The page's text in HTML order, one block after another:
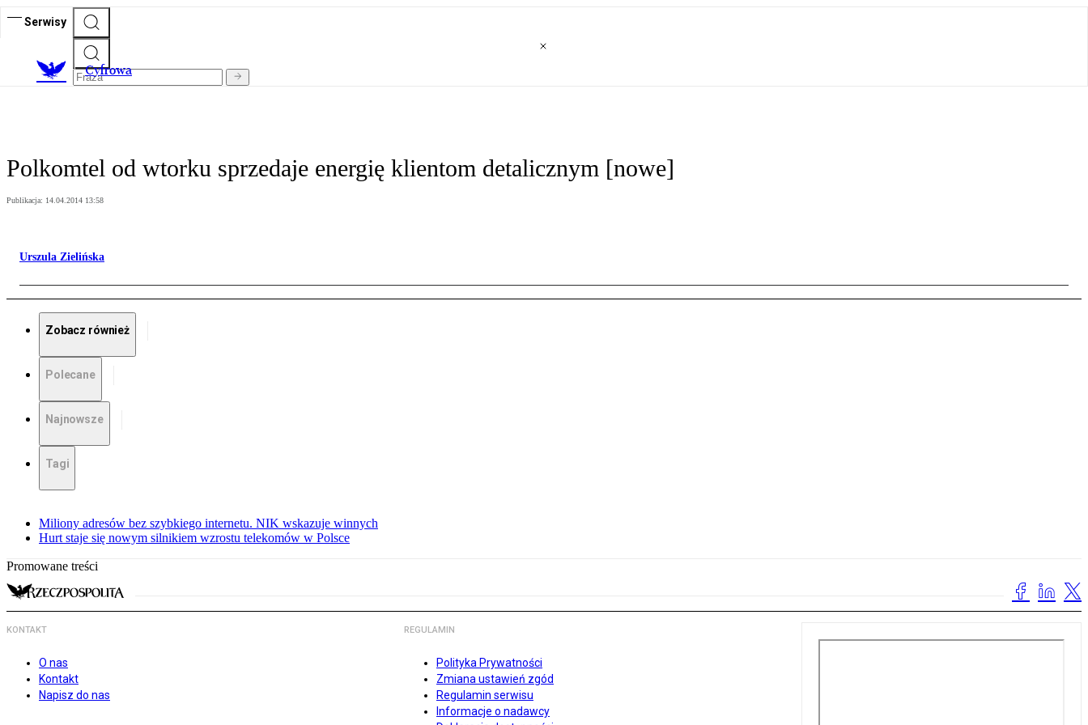
Serwisy
Cyfrowa
Polkomtel od wtorku sprzedaje energię klientom detalicznym [nowe]
Publikacja: 14.04.2014 13:58
Urszula Zielińska
Zobacz również
Polecane
Najnowsze
Tagi
Miliony adresów bez szybkiego internetu. NIK wskazuje winnych
Hurt staje się nowym silnikiem wzrostu telekomów w Polsce
Promowane treści
KONTAKT
O nas
Kontakt
Napisz do nas
REGULAMIN
Polityka Prywatności
Zmiana ustawień zgód
Regulamin serwisu
Informacje o nadawcy